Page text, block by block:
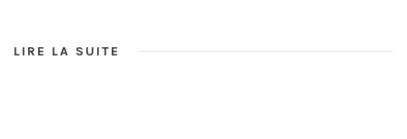
LIRE LA SUITE